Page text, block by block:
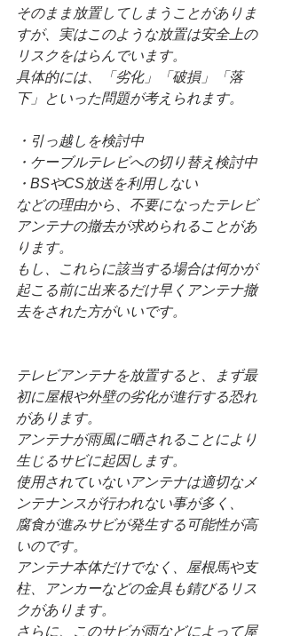
そのまま放置してしまうことがありま
すが、実はこのような放置は安全上の
リスクをはらんでいます。
具体的には、「劣化」「破損」「落
下」といった問題が考えられます。
・引っ越しを検討中
・ケーブルテレビへの切り替え検討中
・BSやCS放送を利用しない
などの理由から、不要になったテレビ
アンテナの撤去が求められることがあ
ります。
もし、これらに該当する場合は何かが
起こる前に出来るだけ早くアンテナ撤
去をされた方がいいです。
テレビアンテナを放置すると、まず最
初に屋根や外壁の劣化が進行する恐れ
があります。
アンテナが雨風に晒されることにより
生じるサビに起因します。
使用されていないアンテナは適切なメ
ンテナンスが行われない事が多く、
腐食が進みサビが発生する可能性が高
いのです。
アンテナ本体だけでなく、屋根馬や支
柱、アンカーなどの金具も錆びるリス
クがあります。
さらに、このサビが雨などによって屋